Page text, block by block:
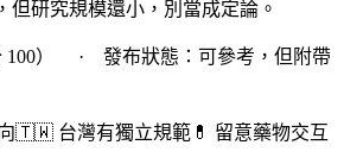
但研究規模還小，別當成定論。
100） · 發布狀態：可參考，但附帶
🇹🇼 台灣有獨立規範 💊 留意藥物交互